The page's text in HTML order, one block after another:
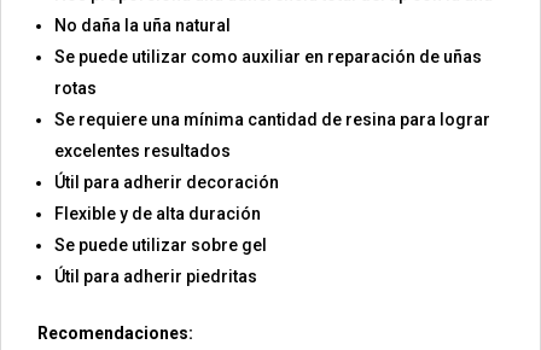
No daña la uña natural
Se puede utilizar como auxiliar en reparación de uñas
rotas
Se requiere una mínima cantidad de resina para lograr
excelentes resultados
Útil para adherir decoración
Flexible y de alta duración
Se puede utilizar sobre gel
Útil para adherir piedritas
Recomendaciones: